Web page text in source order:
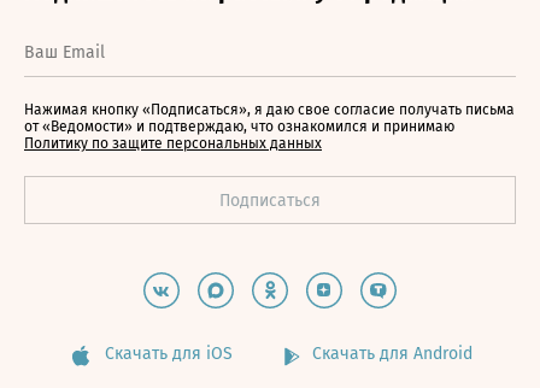
Нажимая кнопку «Подписаться», я даю свое согласие получать письма
от «Ведомости» и подтверждаю, что ознакомился и принимаю
Политику по защите персональных данных
Скачать для iOS Скачать для Android